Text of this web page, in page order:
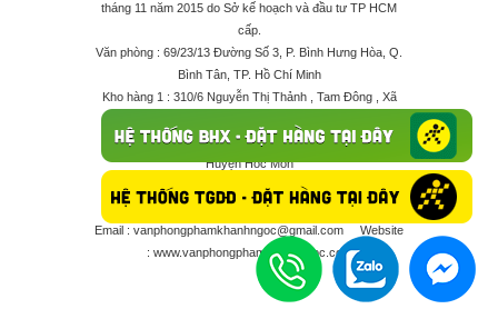
tháng 11 năm 2015 do Sở kế hoạch và đầu tư TP HCM
cấp.
Văn phòng : 69/23/13 Đường Số 3, P. Bình Hưng Hòa, Q.
Bình Tân, TP. Hồ Chí Minh
Kho hàng 1 : 310/6 Nguyễn Thị Thảnh , Tam Đông , Xã
Kho hàng 2 : 68/2X Ấp Đông 1 , Xã Thới Tam Thôn ,
Huyện Hóc Môn
Điện thoại : 028 625 66506 - 0909 682 189 - 082 7158
413 - 096 298 10 17 - 0961 208 617
Email : vanphongphamkhanhngoc@gmail.com
Website
: www.vanphongphamkhanhngoc.com